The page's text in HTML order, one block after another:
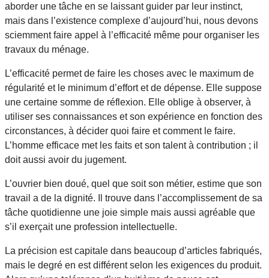
aborder une tâche en se laissant guider par leur instinct,
mais dans l’existence complexe d’aujourd’hui, nous devons
sciemment faire appel à l’efficacité même pour organiser les
travaux du ménage.
L’efficacité permet de faire les choses avec le maximum de
régularité et le minimum d’effort et de dépense. Elle suppose
une certaine somme de réflexion. Elle oblige à observer, à
utiliser ses connaissances et son expérience en fonction des
circonstances, à décider quoi faire et comment le faire.
L’homme efficace met les faits et son talent à contribution ; il
doit aussi avoir du jugement.
L’ouvrier bien doué, quel que soit son métier, estime que son
travail a de la dignité. Il trouve dans l’accomplissement de sa
tâche quotidienne une joie simple mais aussi agréable que
s’il exerçait une profession intellectuelle.
La précision est capitale dans beaucoup d’articles fabriqués,
mais le degré en est différent selon les exigences du produit.